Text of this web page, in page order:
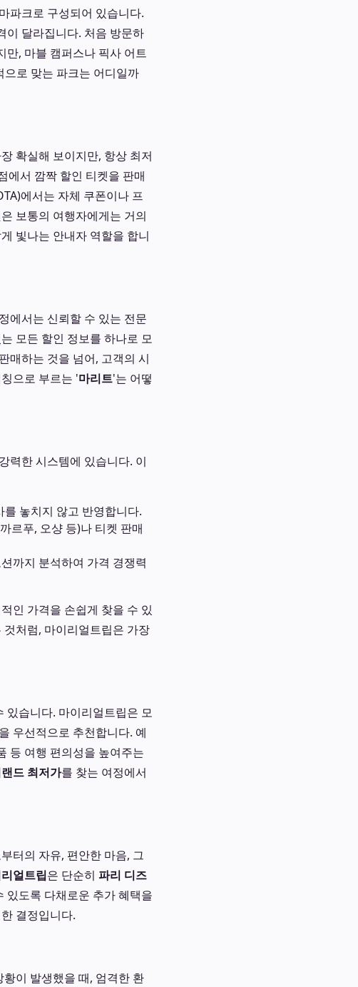
파크로 구성되어 있습니다.
이 달라집니다. 처음 방문하
만, 마블 캠퍼스나 픽사 어트
로 맞는 파크는 어디일까
확실해 보이지만, 항상 최저
에서 깜짝 할인 티켓을 판매
에서는 자체 쿠폰이나 프
보통의 여행자에게는 거의
빛나는 안내자 역할을 합니
에서는 신뢰할 수 있는 전문
모든 할인 정보를 하나로 모
매하는 것을 넘어, 고객의 시
으로 부르는 '마리트'는 어떻
력한 시스템에 있습니다. 이
놓치지 않고 반영합니다.
르푸, 오샹 등)나 티켓 판매
까지 분석하여 가격 경쟁력
인 가격을 손쉽게 찾을 수 있
처럼, 마이리얼트립은 가장
있습니다. 마이리얼트립은 모
우선적으로 추천합니다. 예
등 여행 편의성을 높여주는
드 최저가를 찾는 여정에서
터의 자유, 편안한 마음, 그
얼트립은 단순히 파리 디즈
있도록 다채로운 추가 혜택을
결정입니다.
이 발생했을 때, 엄격한 환